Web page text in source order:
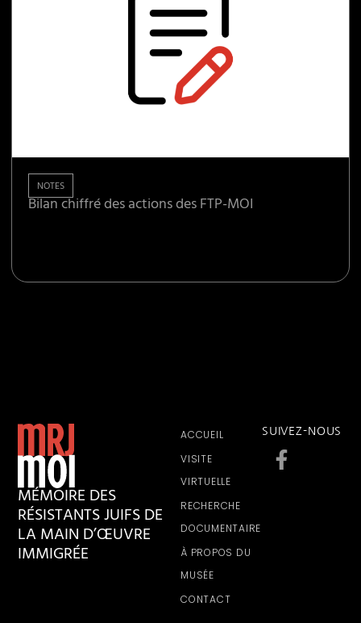
NOTES
Bilan chiffré des actions des FTP-MOI
MÉMOIRE DES
RÉSISTANTS JUIFS DE
LA MAIN D’ŒUVRE
IMMIGRÉE
ACCUEIL
VISITE
VIRTUELLE
RECHERCHE
DOCUMENTAIRE
À PROPOS DU
MUSÉE
CONTACT
SUIVEZ-NOUS